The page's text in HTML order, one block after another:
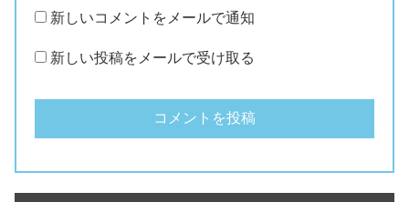
新しいコメントをメールで通知
新しい投稿をメールで受け取る